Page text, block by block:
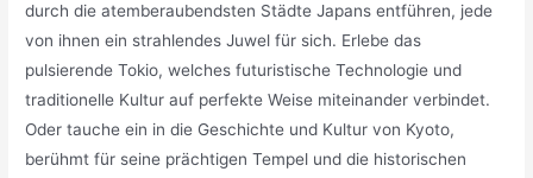
durch die atemberaubendsten Städte Japans entführen, jede
von ihnen ein strahlendes Juwel für sich. Erlebe das
pulsierende Tokio, welches futuristische Technologie und
traditionelle Kultur auf perfekte Weise miteinander verbindet.
Oder tauche ein in die Geschichte und Kultur von Kyoto,
berühmt für seine prächtigen Tempel und die historischen